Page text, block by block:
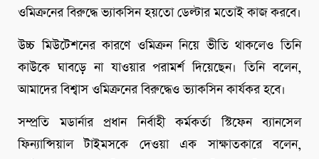
ওমিক্রনের বিরুদ্ধে ভ্যাকসিন হয়তো ডেল্টার মতোই কাজ করবে।
উচ্চ মিউটেশনের কারণে ওমিক্রন নিয়ে ভীতি থাকলেও তিনি
কাউকে ঘাবড়ে না যাওয়ার পরামর্শ দিয়েছেন। তিনি বলেন,
আমাদের বিশ্বাস ওমিক্রনের বিরুদ্ধেও ভ্যাকসিন কার্যকর হবে।
সম্প্রতি মডার্নার প্রধান নির্বাহী কর্মকর্তা স্টিফেন ব্যানসেল
ফিন্যান্সিয়াল টাইমসকে দেওয়া এক সাক্ষাতকারে বলেন,